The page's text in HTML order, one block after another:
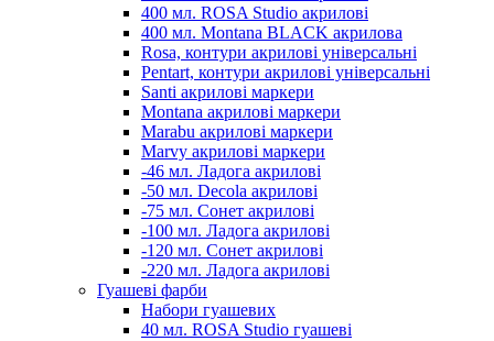
400 мл. ROSA Studio акрилові
400 мл. Montana BLACK акрилова
Rosa, контури акрилові універсальні
Pentart, контури акрилові універсальні
Santi акрилові маркери
Montana акрилові маркери
Marabu акрилові маркери
Marvy акрилові маркери
-46 мл. Ладога акрилові
-50 мл. Decola акрилові
-75 мл. Сонет акрилові
-100 мл. Ладога акрилові
-120 мл. Сонет акрилові
-220 мл. Ладога акрилові
Гуашеві фарби
Набори гуашевих
40 мл. ROSA Studio гуашеві